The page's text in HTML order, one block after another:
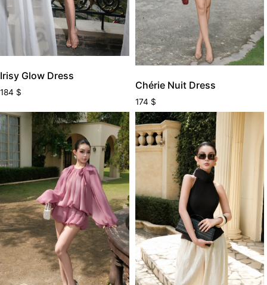
Irisy Glow Dress
184 $
Chérie Nuit Dress
174 $